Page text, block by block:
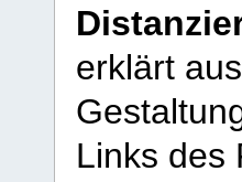
erklärt
Links des